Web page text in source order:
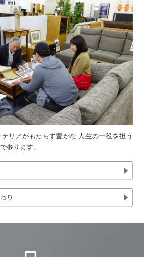
リアがもたらす豊かな 人生の一役を担う
参ります。